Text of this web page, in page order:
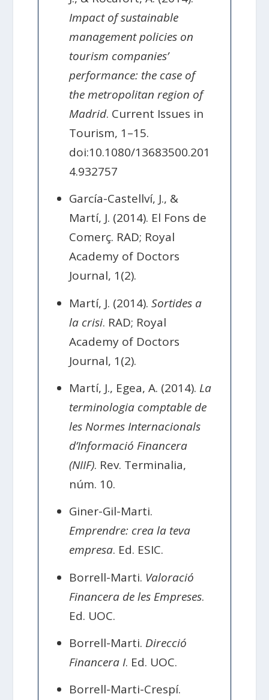
Impact of sustainable
management policies on
tourism companies’
performance: the case of
the metropolitan region of
Madrid. Current Issues in
Tourism, 1–15.
doi:10.1080/13683500.201
4.932757
García-Castellví, J., &
Martí, J. (2014). El Fons de
Comerç. RAD; Royal
Academy of Doctors
Journal, 1(2).
Martí, J. (2014).Sortides a
la crisi. RAD; Royal
Academy of Doctors
Journal, 1(2).
Martí, J., Egea, A. (2014). La
terminologia comptable de
les Normes Internacionals
d’Informació Financera
(NIIF). Rev. Terminalia,
núm. 10.
Giner-Gil-Marti.
Emprendre: crea la teva
empresa. Ed. ESIC.
Borrell-Marti. Valoració
Financera de les Empreses.
Ed. UOC.
Borrell-Marti. Direcció
Financera I. Ed. UOC.
Borrell-Marti-Crespí.